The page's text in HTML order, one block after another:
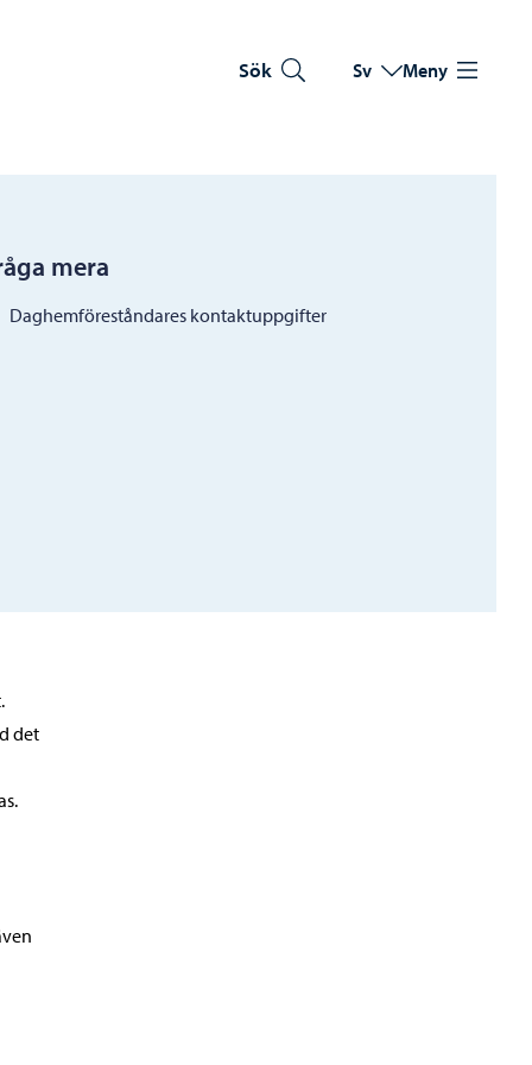
Sök Byt språk
Nuvarande språk:
Sv Meny
mera
Daghemföreståndares kontaktuppgifter
det